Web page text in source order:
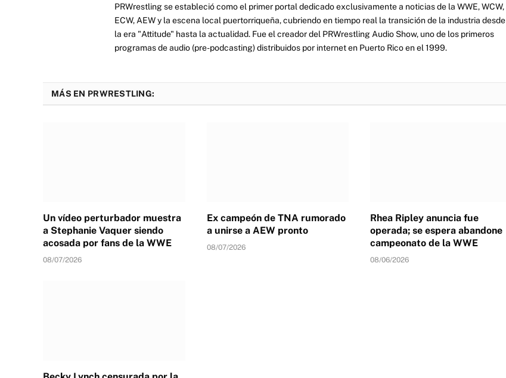
PRWrestling se estableció como el primer portal dedicado exclusivamente a noticias de la WWE, WCW,
ECW, AEW y la escena local puertorriqueña, cubriendo en tiempo real la transición de la industria desde
la era "Attitude" hasta la actualidad. Fue el creador del PRWrestling Audio Show, uno de los primeros
programas de audio (pre-podcasting) distribuidos por internet en Puerto Rico en el 1999.
MÁS EN PRWRESTLING:
Un vídeo perturbador muestra
a Stephanie Vaquer siendo
acosada por fans de la WWE
08/07/2026
Ex campeón de TNA rumorado
a unirse a AEW pronto
08/07/2026
Rhea Ripley anuncia fue
operada; se espera abandone
campeonato de la WWE
08/06/2026